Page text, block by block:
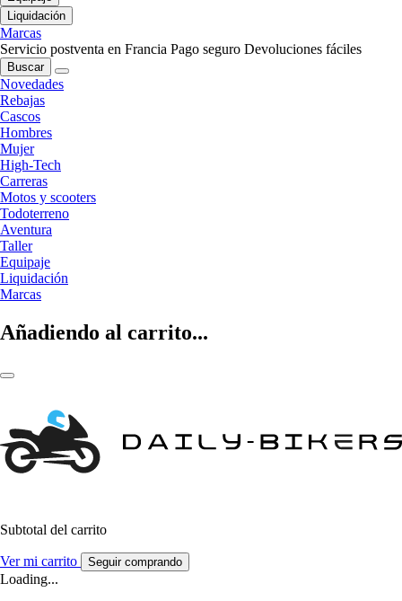
Liquidación
Marcas
Servicio postventa en Francia Pago seguro Devoluciones fáciles
Buscar
Novedades
Rebajas
Cascos
Hombres
Mujer
High-Tech
Carreras
Motos y scooters
Todoterreno
Aventura
Taller
Equipaje
Liquidación
Marcas
Añadiendo al carrito...
Subtotal del carrito
Ver mi carrito Seguir comprando
Loading...